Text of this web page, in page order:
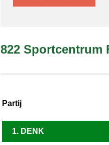
822 Sportcentrum
Partij
1. DENK